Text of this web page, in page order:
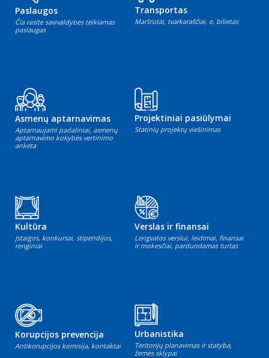
Paslaugos
Čia rasite savivaldybės teikiamas
paslaugas
Transportas
Maršrutai, tvarkaraščiai, e. bilietas
Asmenų aptarnavimas
Aptarnaujami padaliniai, asmenų
aptarnavimo kokybės vertinimo
anketa
Projektiniai pasiūlymai
Statinių projektų viešinimas
Kultūra
Įstaigos, konkursai, stipendijos,
renginiai
Verslas ir finansai
Lengvatos verslui, leidimai, finansai
ir mokesčiai, parduodamas turtas
Korupcijos prevencija
Antikorupcijos komisija, kontaktai
Urbanistika
Teritorijų planavimas ir statyba,
žemės sklypai